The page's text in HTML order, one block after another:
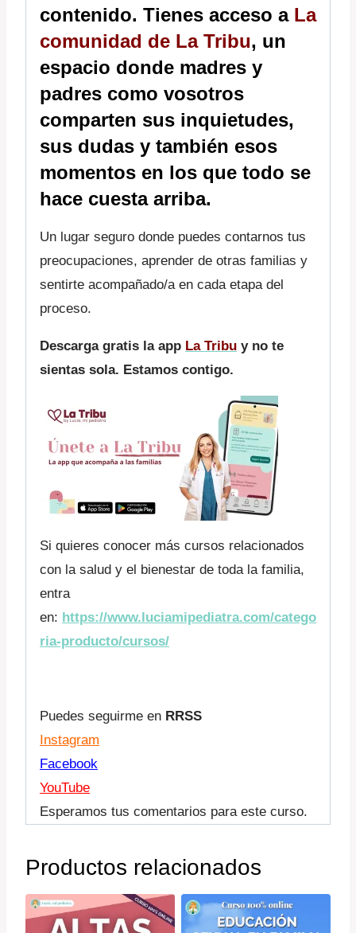
contenido. Tienes acceso a La
comunidad de La Tribu, un
espacio donde madres y
padres como vosotros
comparten sus inquietudes,
sus dudas y también esos
momentos en los que todo se
hace cuesta arriba.
Un lugar seguro donde puedes contarnos tus
preocupaciones, aprender de otras familias y
sentirte acompañado/a en cada etapa del
proceso.
Descarga gratis la app La Tribu y no te
sientas sola. Estamos contigo.
Si quieres conocer más cursos relacionados
con la salud y el bienestar de toda la familia,
entra
en: https://www.luciamipediatra.com/catego
ria-producto/cursos/
Puedes seguirme en RRSS
Instagram
Facebook
YouTube
Esperamos tus comentarios para este curso.
Productos relacionados